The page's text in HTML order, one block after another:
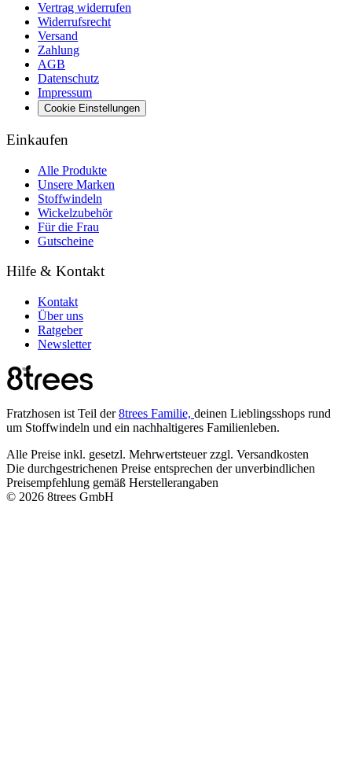
Vertrag widerrufen
Widerrufsrecht
Versand
Zahlung
AGB
Datenschutz
Impressum
Cookie Einstellungen
Einkaufen
Alle Produkte
Unsere Marken
Stoffwindeln
Wickelzubehör
Für die Frau
Gutscheine
Hilfe & Kontakt
Kontakt
Über uns
Ratgeber
Newsletter
Fratzhosen ist Teil der8trees Familie, deinen Lieblingsshops rund
um Stoffwindeln und ein nachhaltigeres Familienleben.
Alle Preise inkl. gesetzl. Mehrwertsteuer zzgl. Versandkosten
Die durchgestrichenen Preise entsprechen der unverbindlichen
Preisempfehlung gemäß Herstellerangaben
© 2026 8trees GmbH